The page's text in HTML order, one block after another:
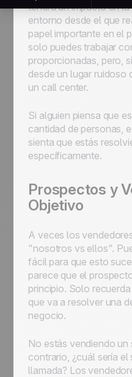
tendrá un impacto en
entorno desde el que
papel importante en el
solo puedes trabajar
proporcionadas, pero,
desde un lugar ruidoso
un call center.
Si alguien piensa que
cantidad de personas,
sienta que estás
específicamente.
Prospectos y
Objetivo
A veces los
"nosotros vs ellos".
fácil para que esto
parece que el
principio. Solo
que va a resolver una
negocio.
No estás vendiendo
contrario, ¿cuál sería el
llamada? Los